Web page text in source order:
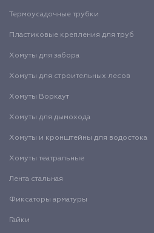
Термоусадочные трубки
Пластиковые крепления для труб
Хомуты для забора
Хомуты для строительных лесов
Хомуты Воркаут
Хомуты для дымохода
Хомуты и кронштейны для водостока
Хомуты театральные
Лента стальная
Фиксаторы арматуры
Гайки